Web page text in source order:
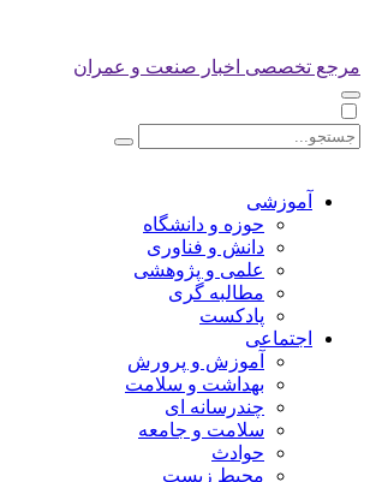
مرجع تخصصی اخبار صنعت و عمران
آموزشی
حوزه و دانشگاه
دانش و فناوری
علمی و پژوهشی
مطالبه گری
پادکست
اجتماعی
آموزش و پرورش
بهداشت و سلامت
چندرسانه ای
سلامت و جامعه
حوادث
محیط زیست